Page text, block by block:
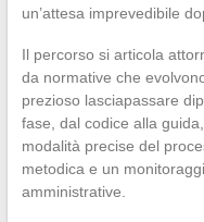
un’attesa imprevedibile
Il percorso si articola
da normative che
prezioso lasciapassare
fase, dal codice alla
modalità precise del
metodica e un
amministrative.